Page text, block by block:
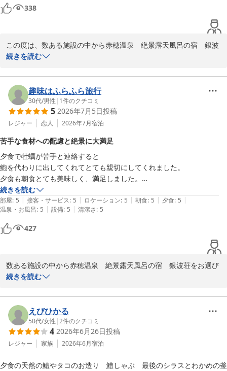
天海の湯(女風呂)サウナが広い、内湯も外湯も窓がなく露天風呂、外湯
は狭め、内外どちらも海と繋がってるように見えます😮
岩海の湯(男風呂)サウナが狭い、内湯は窓ありで景色は庭園、外湯は広
め海が近く波の音が風情がありました🌊
天海の湯男性は朝しか入れませんが夕暮れ時も景色良さそうですね
夏場は夕食時が夕暮れなので母も見れませんでしたが冬場にも行ってみ
食事は夏限定コースで頂きました
二泊なので旅館から一日目と二日目の食事メニューの変更を提案して頂
一日目は牡蠣タココースと二日目はアワビ牛しゃぶコースを頂きました
どちらもすごく美味しかったです
量がすごく多いので女性と年配には食べきるのが大変かもしれません
釜飯を最後のデザート前くらいに提供されたのですがメインのおかずの
時くらいがいいかな🤔
お腹いっぱいになった最後にご飯ものは自分も苦しかったし
母は食べれなかったのでおにぎりにしてもらいましたが一日目結局食べ
れず😭
朝食は品数も多く、白飯とお粥選べて嬉しいです👍
も完備されてるのでそちらの方がいいかもしれません
二泊だとまだ行ってみたいところ回りきれなかったので今度は冬か秋く
らいに伺いたいなと思ってます
チェックアウト時に自分の手違いでご迷惑おかけしました💦
338
この度は、数ある施設の中から赤穂温泉　絶景露天風呂の宿　銀波
荘をお選びいただき、誠にありがとうございます。
より感謝申し上げます。
絶景露天風呂につきまして、海と空が繋がるような感覚をお楽しみ
いただけたとのこと、何より嬉しいお言葉です。
一方で、サウナの温度に関しましてご不便をおかけし、大変申し訳
快適にお過ごしいただけるよう、設備の管理体制を見直してまいり
ます。
今回いただいた貴重なご意見は、今後の運営の参考にさせていただ
きます。
お食事につきましても、二日間にわたり当館の料理をご堪能いただ
けたようで安心いたしました。
釜飯の提供タイミングや量に関しましては、お客様のお声として調
理場とも共有し、より心地よくお食事をお楽しみいただけるよう改
ご滞在中は公共交通機関でのご移動も大変だったかと存じますが、
二泊というゆっくりとした時間の中で、当館でのひとときを充実し
うございます。
ぜひ、また季節を変えてお母様とご一緒に当館へお越しください。
スタッフ一同、またお会いできる日を心よりお待ちしております。
赤穂温泉 絶景露天風呂の宿 銀波荘
続きを読む
趣味はふらふら旅行
30代/男性 | 1件のクチコミ
5 2026年7月5日投稿
レジャー 恋人 2026年7月宿泊
苦手な食材への配慮と絶景に大満足
夕食で牡蠣が苦手と連絡すると
鮑を代わりに出してくれてとても親切にしてくれました。
夕食も朝食とても美味しく、満足しました。
部屋から見る景色も絶景で普段の疲れが癒やされました。
また泊まりたいと思います。
続きを読む
部屋: 5 | 接客・サービス: 5 | ロケーション: 5 | 朝食: 5 | 夕食: 5 |
温泉・お風呂: 5 | 設備: 5 | 清潔さ: 5
427
数ある施設の中から赤穂温泉　絶景露天風呂の宿　銀波荘をお選び
いただき、誠にありがとうございます。
お食事の際、苦手な食材についてお力添えができたようで安心いた
しました。
お料理や景色をお気に召していただき、日頃のお疲れを癒やすひと
ときをお過ごしいただけたとのこと、何より嬉しいお言葉です。
またお会いできる日を、スタッフ一同楽しみにお待ちしておりま
続きを読む
えびひかる
50代/女性 |2件のクチコミ
4 2026年6月26日投稿
レジャー 家族 2026年6月宿泊
夕食の天然の鱧やタコのお造り　鱧しゃぶ　最後のシラスとわかめの釜